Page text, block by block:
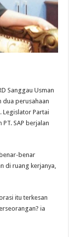
Sanggau Usman
dua perusahaan
Legislator Partai
SAP berjalan
benar
di ruang kerjanya,
itu terkesan
ia